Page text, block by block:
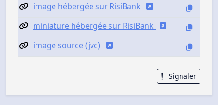
image hébergée sur RisiBank
miniature hébergée sur RisiBank
image source (jvc)
Signaler